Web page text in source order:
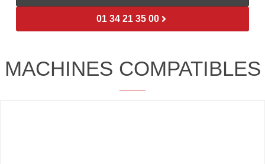
01 34 21 35 00
MACHINES COMPATIBLES